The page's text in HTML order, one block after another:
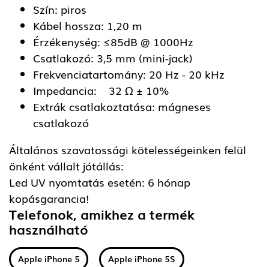
Szín: piros
Kábel hossza: 1,20 m
Érzékenység: ≤85dB @ 1000Hz
Csatlakozó: 3,5 mm (mini-jack)
Frekvenciatartomány: 20 Hz - 20 kHz
Impedancia: 32 Ω ± 10%
Extrák csatlakoztatása: mágneses
csatlakozó
Általános szavatossági kötelességeinken felül
önként vállalt jótállás:
Led UV nyomtatás esetén: 6 hónap
kopásgarancia!
Telefonok, amikhez a termék
használható
Apple iPhone 5 Apple iPhone 5S